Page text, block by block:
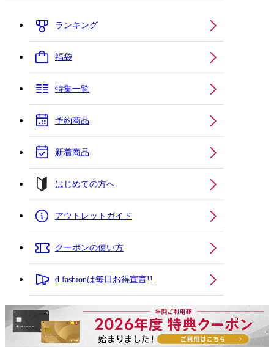
ランキング
福袋
特集一覧
予約商品
新着商品
はじめての方へ
アウトレットガイド
クーポンの使い方
d fashionは毎日お得宣言!!